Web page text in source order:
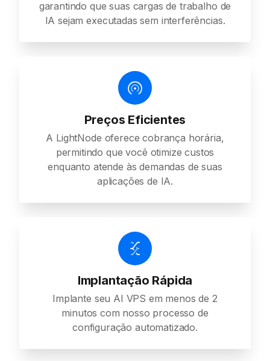
garantindo que suas cargas de trabalho de
IA sejam executadas sem interferências.
Preços Eficientes
A LightNode oferece cobrança horária,
permitindo que você otimize custos
enquanto atende às demandas de suas
aplicações de IA.
Implantação Rápida
Implante seu AI VPS em menos de 2
minutos com nosso processo de
configuração automatizado.